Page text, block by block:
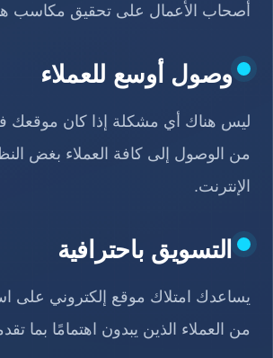
أصحاب الأعمال على تحقيق مكاسب
وصول أوسع للعملاء
ليس هناك أي مشكلة إذا كان موقعك
من الوصول إلى كافة العملاء بغض
الإنترنت.
التسويق باحترافية
يساعدك امتلاك موقع إلكتروني على
من العملاء الذين يبدون اهتمامًا بما